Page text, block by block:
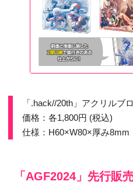
「.hack//20th」アクリルブ
価格：各1,800円 (税込)
仕様：H60×W80×厚み8mm​​
「AGF2024」先行販